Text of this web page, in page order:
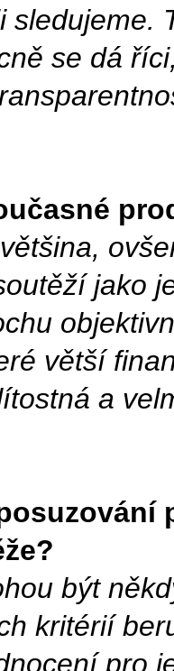
sledujeme.
se dá
jako
větší
a
být
kritérií
pro